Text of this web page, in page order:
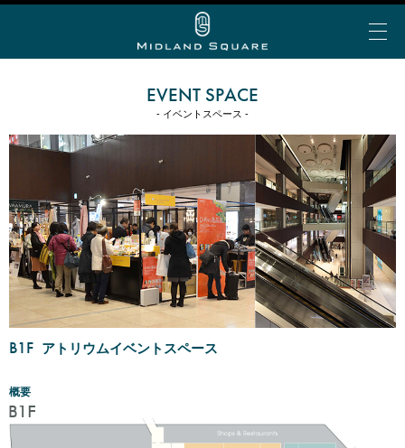
イベント＆トピックス
お知らせ
ビアガーデン
My Story vol.69 デジタ
ルブック
アトリウムコンサート
ミッドランド 夏グルメ
ミッドランド ランチ
ミッドランド 会食・接待
こだわりの手土産
半券de得シネマ＆ゴールド/プラチナ会員限定サービ
ス
大人のブライダル
が登場しました！
ショップ＆レストランを探す
フロアで探す
カテゴリで探す
50音で探す
ショップ＆レストラン最新情報
ショップ&レストラン
ミッドランド スクエア シネマ
トヨタ自動車ショールーム
スカイプロムナード
公共交通機関でお越しの方
車でお越しの方
駐車場・駐輪場
駐車場・駐輪場
EVENT SPACE
- イベントスペース -
B1F アトリウムイベントスペース
概要